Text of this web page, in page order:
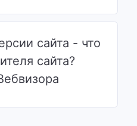
сайта - что
сайта?